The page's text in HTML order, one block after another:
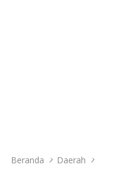
Beranda Daerah